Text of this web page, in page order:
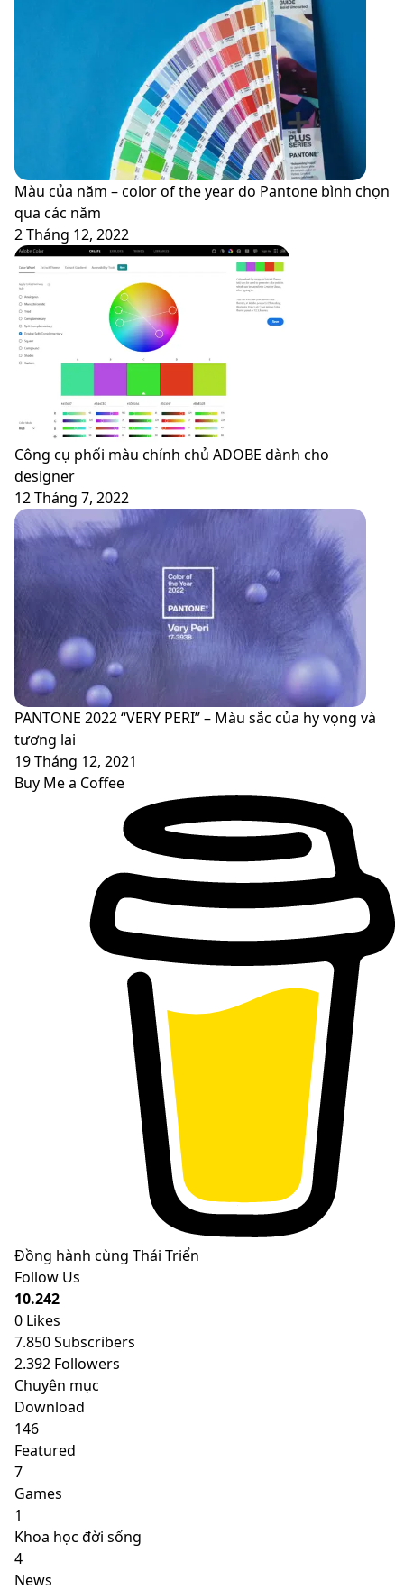
Màu của năm – color of the year do Pantone bình chọn
qua các năm
2 Tháng 12, 2022
Công cụ phối màu chính chủ ADOBE dành cho
designer
12 Tháng 7, 2022
PANTONE 2022 “VERY PERI” – Màu sắc của hy vọng và
tương lai
19 Tháng 12, 2021
Buy Me a Coffee
Đồng hành cùng Thái Triển
Follow Us
10.242
0 Likes
7.850Subscribers
2.392 Followers
Chuyên mục
Download
146
Featured
7
Games
1
Khoa học đời sống
4
News